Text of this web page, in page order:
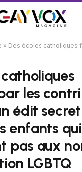
» Des écoles catholiques financées par les contribuables reçoivent un édit secret pour interdire les
les
édit
enfants
pas aux
LGBTQ